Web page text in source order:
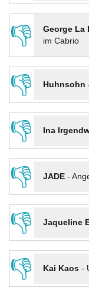
👎
George La
im Cabrio
👎
Huhnsohn
👎
Ina
👎
JADE-
👎
Jaqueline
👎
Kai Kaos-